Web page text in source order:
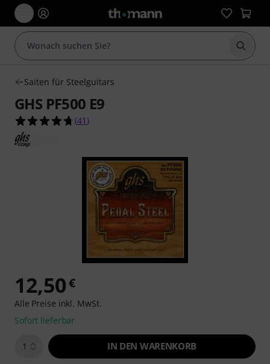
Suche
Saiten für Steelguitars
GHS PF500 E9
4.7 von 5 Sternen aus 41 Kundenbewertungen
(41 )
12,50€
Alle Preise inkl. MwSt.
Sofort lieferbar
1 IN DEN WARENKORB